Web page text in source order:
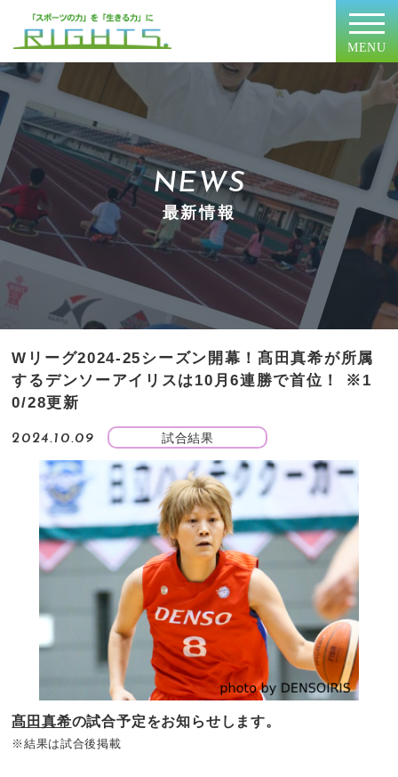
MENU
NEWS
最新情報
Wリーグ2024-25シーズン開幕！髙田真希が所属
するデンソーアイリスは10月6連勝で首位！ ※1
0/28更新
2024.10.09 試合結果
髙田真希の試合予定をお知らせします。
※結果は試合後掲載